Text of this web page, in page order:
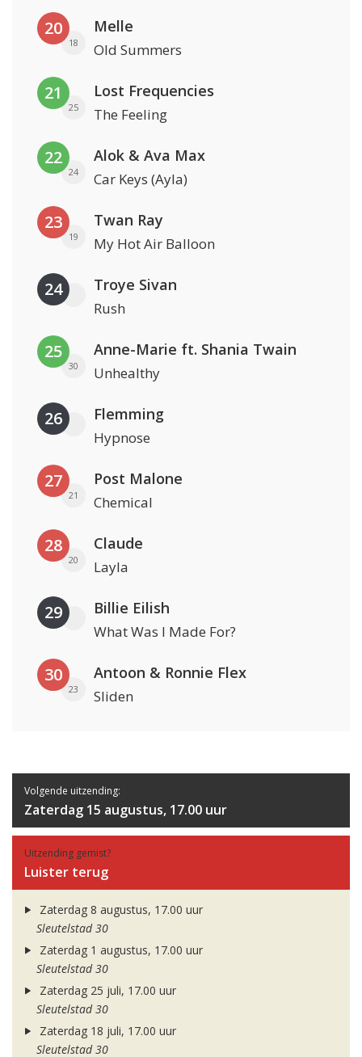
20
18
Melle
Old Summers
21
25
Lost Frequencies
The Feeling
22
24
Alok & Ava Max
Car Keys (Ayla)
23
19
Twan Ray
My Hot Air Balloon
24 Troye Sivan
Rush
25
30
Anne-Marie ft. Shania Twain
Unhealthy
26 Flemming
Hypnose
27
21
Post Malone
Chemical
28
20
Claude
Layla
29 Billie Eilish
What Was I Made For?
30
23
Antoon & Ronnie Flex
Sliden
Volgende uitzending:
Zaterdag 15 augustus, 17.00 uur
Uitzending gemist?
Luister terug
Zaterdag 8 augustus, 17.00 uur
Sleutelstad 30
Zaterdag 1 augustus, 17.00 uur
Sleutelstad 30
Zaterdag 25 juli, 17.00 uur
Sleutelstad 30
Zaterdag 18 juli, 17.00 uur
Sleutelstad 30